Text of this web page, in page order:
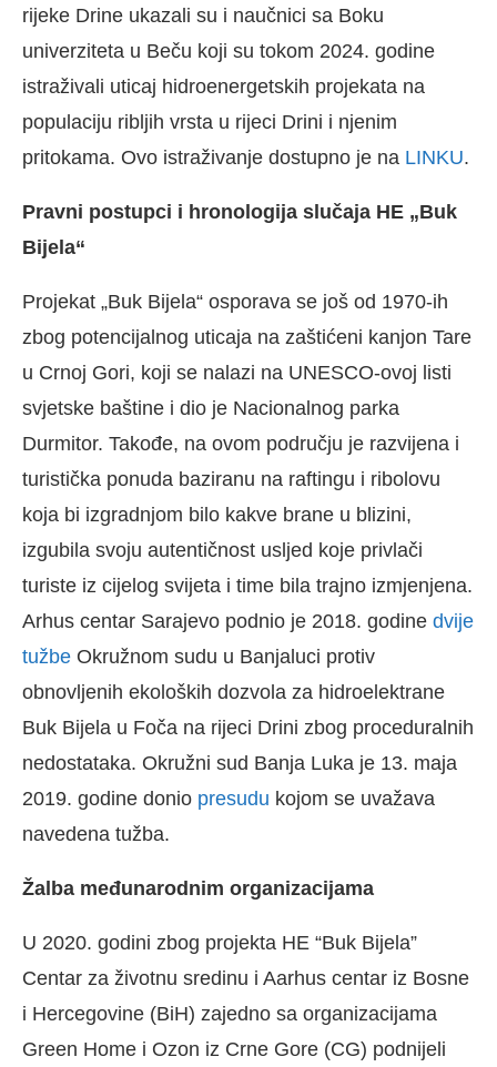
rijeke Drine ukazali su i naučnici sa Boku
univerziteta u Beču koji su tokom 2024. godine
istraživali uticaj hidroenergetskih projekata na
populaciju ribljih vrsta u rijeci Drini i njenim
pritokama. Ovo istraživanje dostupno je na LINKU.
Pravni postupci i hronologija slučaja HE „Buk
Bijela“
Projekat „Buk Bijela“ osporava se još od 1970-ih
zbog potencijalnog uticaja na zaštićeni kanjon Tare
u Crnoj Gori, koji se nalazi na UNESCO-ovoj listi
svjetske baštine i dio je Nacionalnog parka
Durmitor. Takođe, na ovom području je razvijena i
turistička ponuda baziranu na raftingu i ribolovu
koja bi izgradnjom bilo kakve brane u blizini,
izgubila svoju autentičnost usljed koje privlači
turiste iz cijelog svijeta i time bila trajno izmjenjena.
Arhus centar Sarajevo podnio je 2018. godine dvije
tužbe Okružnom sudu u Banjaluci protiv
obnovljenih ekoloških dozvola za hidroelektrane
Buk Bijela u Foča na rijeci Drini zbog proceduralnih
nedostataka. Okružni sud Banja Luka je 13. maja
2019. godine donio presudu kojom se uvažava
navedena tužba.
Žalba međunarodnim organizacijama
U 2020. godini zbog projekta HE “Buk Bijela”
Centar za životnu sredinu i Aarhus centar iz Bosne
i Hercegovine (BiH) zajedno sa organizacijama
Green Home i Ozon iz Crne Gore (CG) podnijeli